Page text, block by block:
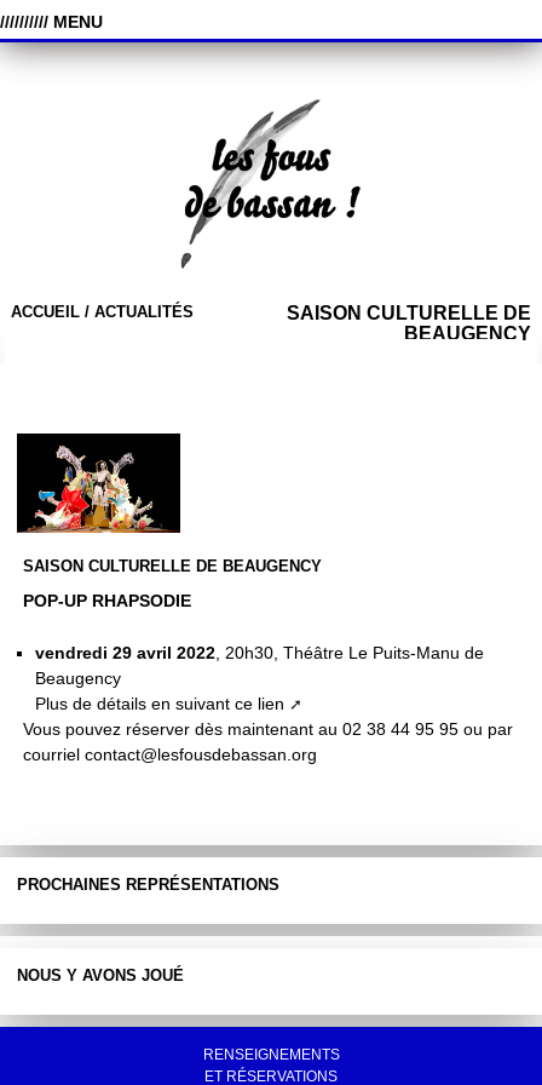
////////// MENU
ACCUEIL / ACTUALITÉS
SAISON CULTURELLE DE
BEAUGENCY
SAISON CULTURELLE DE BEAUGENCY
POP-UP RHAPSODIE
vendredi 29 avril 2022, 20h30, Théâtre Le Puits-Manu de
Beaugency
Plus de détails en suivant ce lien
Vous pouvez réserver dès maintenant au 02 38 44 95 95 ou par
courriel contact@lesfousdebassan.org
PROCHAINES REPRÉSENTATIONS
NOUS Y AVONS JOUÉ
RENSEIGNEMENTS
ET RÉSERVATIONS